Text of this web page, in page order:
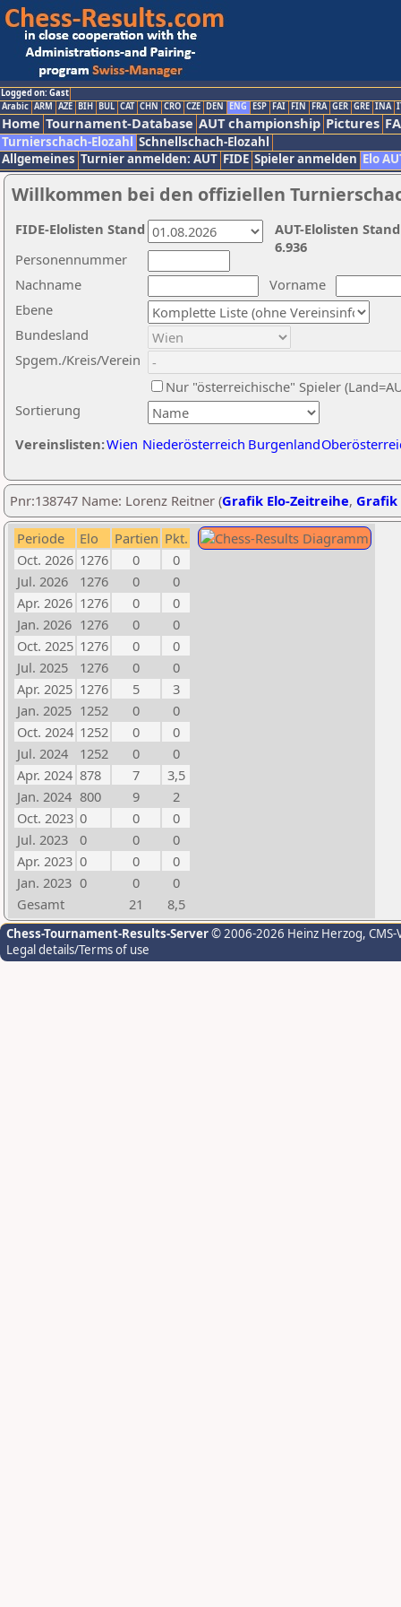
Logged on: Gast
Arabic ARM AZE BIH BUL CAT CHN CRO CZE DEN ENG ESP FAI FIN FRA GER GRE INA
Home Tournament-Database AUT championship Pictures
Turnierschach-Elozahl Schnellschach-Elozahl
Allgemeines Turnier anmelden: AUT FIDE Spieler anmelden Elo
Willkommen bei den offiziellen
Nachname
Vorname
Ebene
Sortierung
Personennummer
Bundesland
Spgem./Kreis/Verein
Nur "österreichische" Spieler
Vereinslisten:Wien Niederösterreich Burgenland
AUT-Elolisten
6.936
FIDE-Elolisten Stand
Pnr:138747 Name: Lorenz Reitner (Grafik Elo-Zeitreihe, Grafik
Periode Elo Partien Pkt.
Oct. 2026 1276 0
0
Jul. 2026
1276 0
0
Apr. 2026 1276 0
0
Jan. 2026 1276 0
0
Oct. 2025 1276 0
0
Jul. 2025
1276 0
0
Apr. 2025 1276 5
3
Jan. 2025 1252 0
0
Oct. 2024 1252 0
0
Jul. 2024
1252 0
0
Apr. 2024 878 7
3,5
Jan. 2024 800 9
2
Oct. 2023 0 0
0
Jul. 2023
0 0
0
Apr. 2023 0 0
0
Jan. 2023 0 0
0
Gesamt
21 8,5
Chess-Tournament-Results-Server© 2006-2026 Heinz Herzog,
Legal details/Terms of use